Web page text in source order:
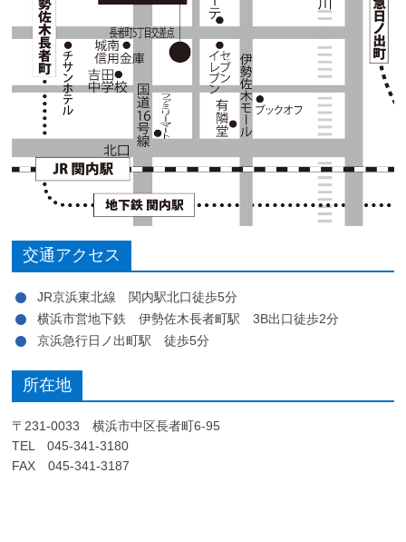
交通アクセス
JR京浜東北線 関内駅北口徒歩5分
横浜市営地下鉄 伊勢佐木長者町駅 3B出口徒歩2分
京浜急行日ノ出町駅 徒歩5分
所在地
〒231-0033 横浜市中区長者町6-95
TEL 045-341-3180
FAX 045-341-3187